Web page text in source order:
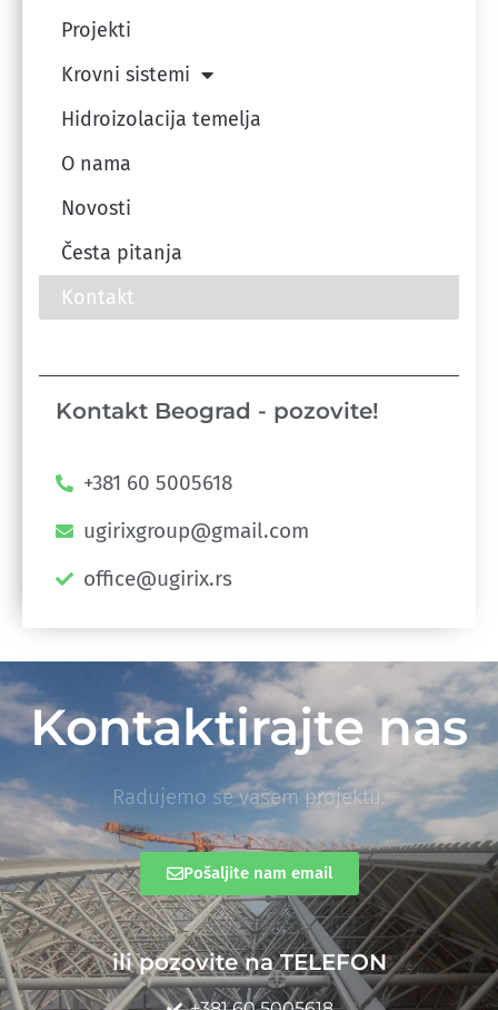
Projekti
Krovni sistemi
Hidroizolacija temelja
O nama
Novosti
Česta pitanja
Kontakt
Kontakt Beograd - pozovite!
+381 60 5005618
ugirixgroup@gmail.com
office@ugirix.rs
Kontaktirajte nas
Radujemo se vašem projektu.
Pošaljite nam email
ili pozovite na TELEFON